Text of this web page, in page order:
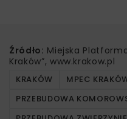
Źródło: Miejska
Kraków”, www.krakow.pl
KRAKÓW
MPEC
PRZEBUDOWA